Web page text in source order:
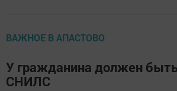
ВАЖНОЕ В АПАСТОВО
У гражданина должен
СНИЛС